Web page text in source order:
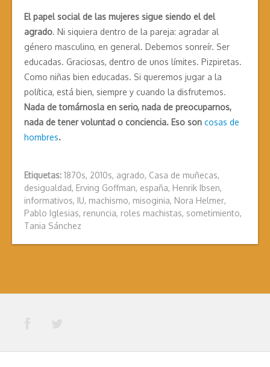
El papel social de las mujeres sigue siendo el del
agrado. Ni siquiera dentro de la pareja: agradar al
género masculino, en general. Debemos sonreír. Ser
educadas. Graciosas, dentro de unos límites. Pizpiretas.
Como niñas bien educadas. Si queremos jugar a la
política, está bien, siempre y cuando la disfrutemos.
Nada de tomárnosla en serio, nada de preocuparnos,
nada de tener voluntad o conciencia. Eso son cosas de
hombres.
Etiquetas: 1870s, 2010s, agrado, Casa de muñecas,
desigualdad, Erving Goffman, españa, Henrik Ibsen,
informativos, IU, machismo, misoginia, Nora Helmer,
Pablo Iglesias, renuncia, roles machistas, sometimiento,
Tania Sánchez